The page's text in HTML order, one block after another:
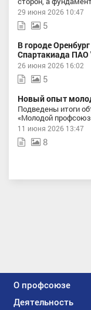
29 июня 2026 10:47
5
В городе
Спартакиада ПАО
26 июня 2026 16:02
5
Новый опыт
Подведены итоги
«Молодой
11 июня 2026 13:47
8
О профсоюзе
Деятельность